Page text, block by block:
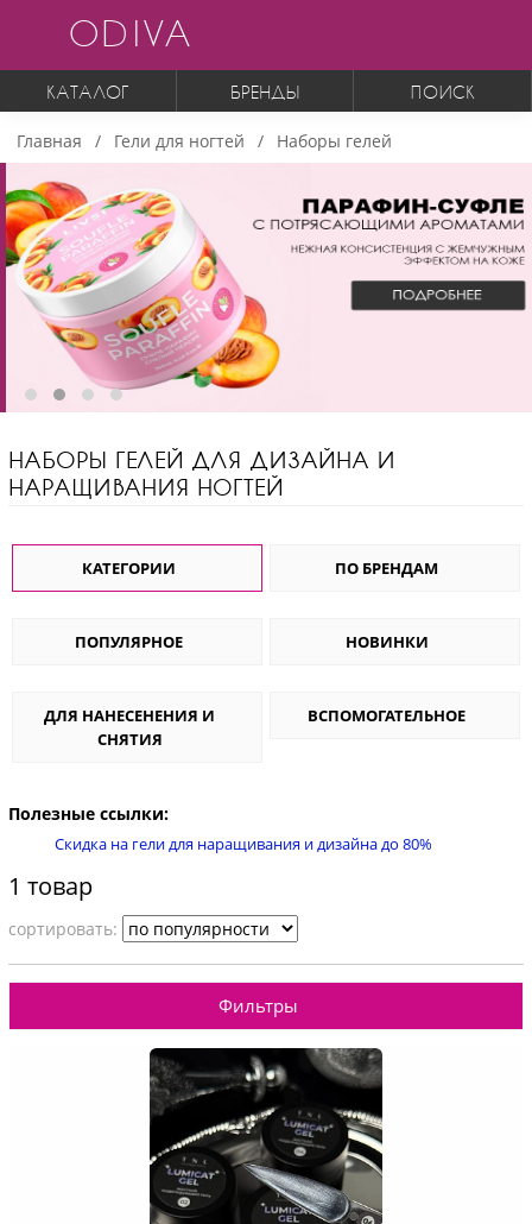
ODIVA
КАТАЛОГ БРЕНДЫ ПОИСК
Главная Гели для ногтей Наборы гелей
НАБОРЫ ГЕЛЕЙ ДЛЯ ДИЗАЙНА И
НАРАЩИВАНИЯ НОГТЕЙ
КАТЕГОРИИ ПО БРЕНДАМ
ПОПУЛЯРНОЕ НОВИНКИ
ДЛЯ НАНЕСЕНЕНИЯ И
СНЯТИЯ
ВСПОМОГАТЕЛЬНОЕ
Полезные ссылки:
Скидка на гели для наращивания и дизайна до 80%
1 товар
cортировать:
Фильтры